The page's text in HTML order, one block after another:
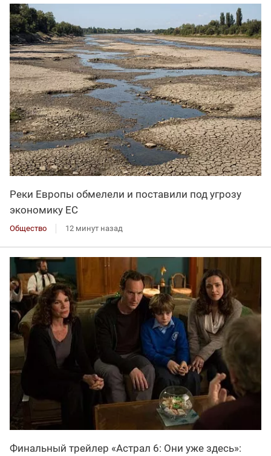
Реки Европы обмелели и поставили под угрозу
экономику ЕС
Общество 12 минут назад
Финальный трейлер «Астрал 6: Они уже здесь»: